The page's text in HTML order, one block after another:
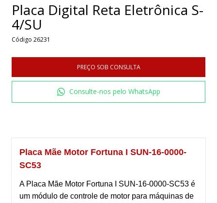
Placa Digital Reta Eletrônica S-
4/SU
Código 26231
Consulte-nos pelo WhatsApp
Placa Mãe Motor Fortuna I SUN-16-0000-
SC53
A Placa Mãe Motor Fortuna I SUN-16-0000-SC53 é
um módulo de controle de motor para máquinas de